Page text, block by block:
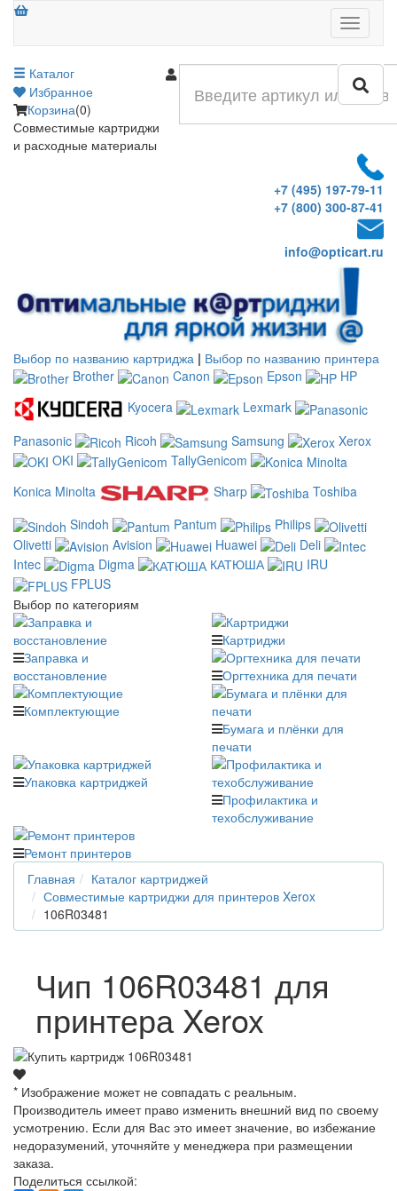
Меню
Каталог
Избранное
Корзина(0)
Совместимые картриджи
и расходные материалы
+7 (495) 197-79-11
+7 (800) 300-87-41
info@opticart.ru
Выбор по названию картриджа | Выбор по названию принтера
Brother
Canon Epson
HP
Kyocera
Lexmark
Panasonic
Ricoh Samsung
Xerox
OKI
TallyGenicom
Konica Minolta
Sharp
Toshiba
Sindoh
Pantum
Philips
Olivetti
Avision Huawei
Deli
Intec
Digma КАТЮША
IRU
FPLUS
Выбор по категориям
Заправка и
восстановление
Картриджи
Оргтехника для печати
Комплектующие
Бумага и плёнки для
печати
Упаковка картриджей
Профилактика и
техобслуживание
Ремонт принтеров
Главная
Каталог картриджей
Совместимые картриджи для принтеров Xerox
106R03481
Чип 106R03481 для
принтера Xerox
* Изображение может не совпадать с реальным.
Производитель имеет право изменить внешний вид по своему
усмотрению. Если для Вас это имеет значение, во избежание
недоразумений, уточняйте у менеджера при размещении
заказа.
Поделиться ссылкой: